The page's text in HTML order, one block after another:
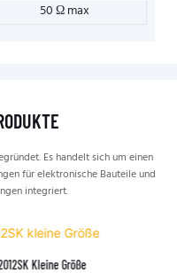
50 Ω max
Es handelt sich um einen
für elektronische Bauteile und
integriert.
Kleine Größe